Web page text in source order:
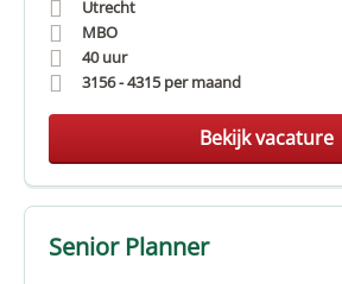
Utrecht
MBO
40 uur
3156-4315 per maand
Bekijk vacature
Senior Planner